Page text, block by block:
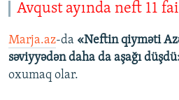
Avqust ayında neft 11
Marja.az-da «Neftin qiyməti
səviyyədən daha da aşağı
oxumaq olar.